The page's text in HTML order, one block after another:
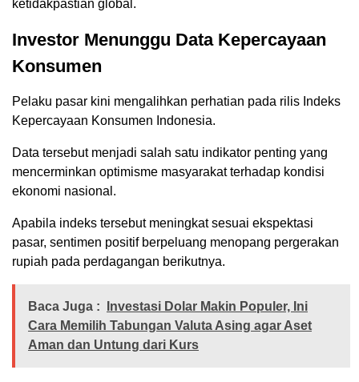
ketidakpastian global.
Investor Menunggu Data Kepercayaan
Konsumen
Pelaku pasar kini mengalihkan perhatian pada rilis Indeks
Kepercayaan Konsumen Indonesia.
Data tersebut menjadi salah satu indikator penting yang
mencerminkan optimisme masyarakat terhadap kondisi
ekonomi nasional.
Apabila indeks tersebut meningkat sesuai ekspektasi
pasar, sentimen positif berpeluang menopang pergerakan
rupiah pada perdagangan berikutnya.
Baca Juga :
Investasi Dolar Makin Populer, Ini
Cara Memilih Tabungan Valuta Asing agar Aset
Aman dan Untung dari Kurs